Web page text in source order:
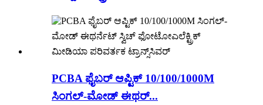
PCBA ಫೈಬರ್ ಆಪ್ಟಿಕ್ 10/100/1000M
ಸಿಂಗಲ್-ಮೋಡ್ ಈಥರ್...